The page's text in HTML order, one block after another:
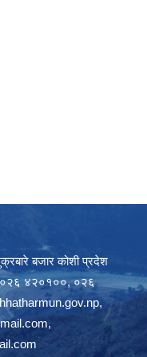
बजार कोशी प्रदेश
४२०१००, ०२६
,
,